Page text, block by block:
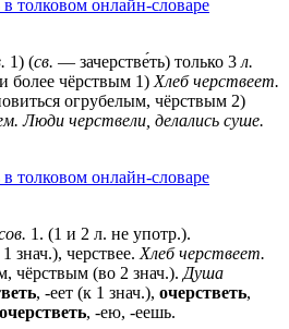
в толковом онлайн-словаре
1) (св. — зачерстве́ть) только 3 л.
более чёрствым 1) Хлеб черствеет.
огрубелым, чёрствым 2)
Люди черствели, делались суше.
в толковом онлайн-словаре
1. (1 и 2 л. не употр.).
знач.), черствее. Хлеб черствеет.
чёрствым (во 2 знач.). Душа
, -еет (к 1 знач.), очерстветь,
, -ею, -еешь.